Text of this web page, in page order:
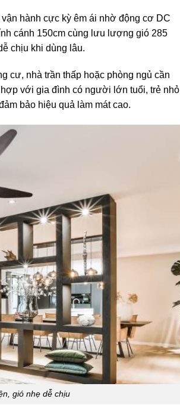
hành cực kỳ êm ái nhờ động cơ DC
cánh 150cm cùng lưu lượng gió 285
chịu khi dùng lâu.
cư, nhà trần thấp hoặc phòng ngủ cần
với gia đình có người lớn tuổi, trẻ nhỏ
bảo hiệu quả làm mát cao.
gió nhẹ dễ chịu